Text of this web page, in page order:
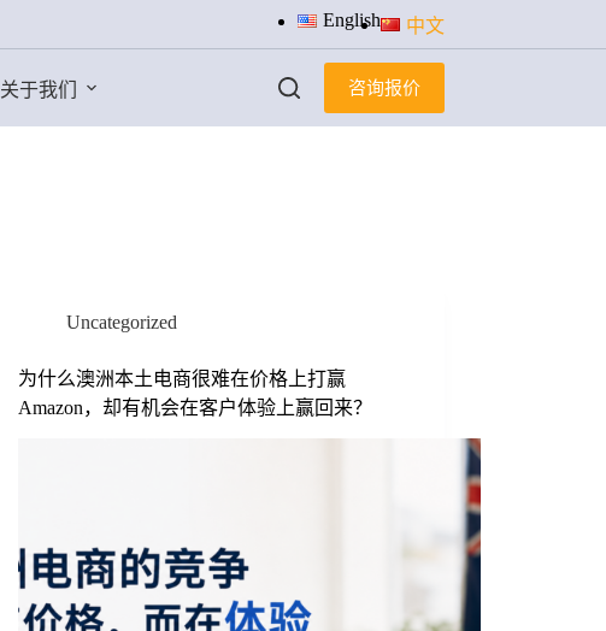
English 中文
关于我们 咨询报价
Uncategorized
为什么澳洲本土电商很难在价格上打赢
Amazon，却有机会在客户体验上赢回来？